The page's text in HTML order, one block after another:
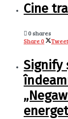
Cine
0 shares
Share0 Tweet
Signify